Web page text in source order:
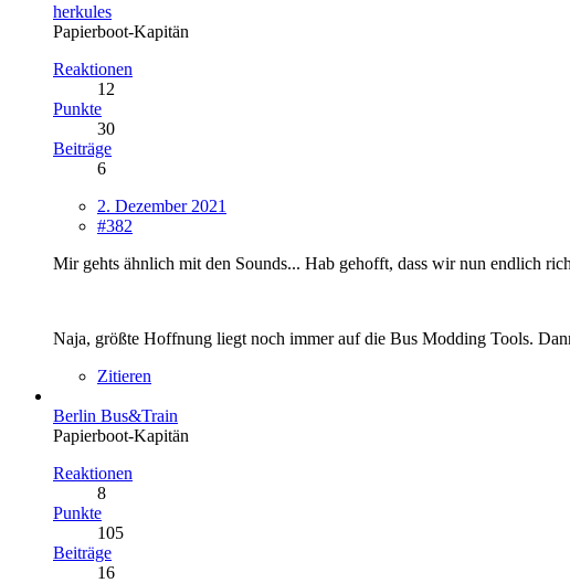
herkules
Papierboot-Kapitän
Reaktionen
12
Punkte
30
Beiträge
6
2. Dezember 2021
#382
Mir gehts ähnlich mit den Sounds... Hab gehofft, dass wir nun endlich
Naja, größte Hoffnung liegt noch immer auf die Bus Modding Tools.
Zitieren
Berlin Bus&Train
Papierboot-Kapitän
Reaktionen
8
Punkte
105
Beiträge
16